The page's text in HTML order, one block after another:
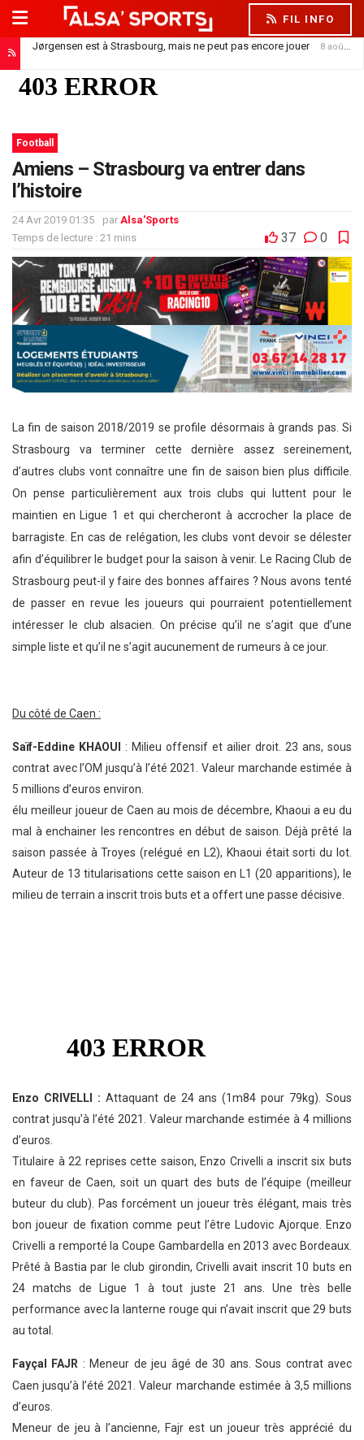
FIL INFO
Jørgensen est à Strasbourg, mais ne peut pas encore jouer 8 août 2026
Football
Amiens – Strasbourg va entrer dans
l’histoire
24 Avr 2019 01:35 par Alsa'Sports
Temps de lecture : 21 mins
37 0
La fin de saison 2018/2019 se profile désormais à grands pas. Si
Strasbourg va terminer cette dernière assez sereinement,
d’autres clubs vont connaître une fin de saison bien plus difficile.
On pense particulièrement aux trois clubs qui luttent pour le
maintien en Ligue 1 et qui chercheront à accrocher la place de
barragiste. En cas de relégation, les clubs vont devoir se délester
afin d’équilibrer le budget pour la saison à venir. Le Racing Club de
Strasbourg peut-il y faire des bonnes affaires ? Nous avons tenté
de passer en revue les joueurs qui pourraient potentiellement
intéresser le club alsacien. On précise qu’il ne s’agit que d’une
simple liste et qu’il ne s’agit aucunement de rumeurs à ce jour.
Du côté de Caen :
Saïf-Eddine KHAOUI
: Milieu offensif et ailier droit. 23 ans, sous
contrat avec l’OM jusqu’à l’été 2021. Valeur marchande estimée à
5 millions d’euros environ.
élu meilleur joueur de Caen au mois de décembre, Khaoui a eu du
mal à enchainer les rencontres en début de saison. Déjà prêté la
saison passée à Troyes (relégué en L2), Khaoui était sorti du lot.
Auteur de 13 titularisations cette saison en L1 (20 apparitions), le
milieu de terrain a inscrit trois buts et a offert une passe décisive.
Enzo CRIVELLI : Attaquant de 24 ans (1m84 pour 79kg). Sous
contrat jusqu’à l’été 2021. Valeur marchande estimée à 4 millions
d’euros.
Titulaire à 22 reprises cette saison, Enzo Crivelli a inscrit six buts
en faveur de Caen, soit un quart des buts de l’équipe (meilleur
buteur du club). Pas forcément un joueur très élégant, mais très
bon joueur de fixation comme peut l’être Ludovic Ajorque. Enzo
Crivelli a remporté la Coupe Gambardella en 2013 avec Bordeaux.
Prêté à Bastia par le club girondin, Crivelli avait inscrit 10 buts en
24 matchs de Ligue 1 à tout juste 21 ans. Une très belle
performance avec la lanterne rouge qui n’avait inscrit que 29 buts
au total.
Fayçal FAJR : Meneur de jeu âgé de 30 ans. Sous contrat avec
Caen jusqu’à l’été 2021. Valeur marchande estimée à 3,5 millions
d’euros.
Meneur de jeu à l’ancienne, Fajr est un joueur très apprécié du